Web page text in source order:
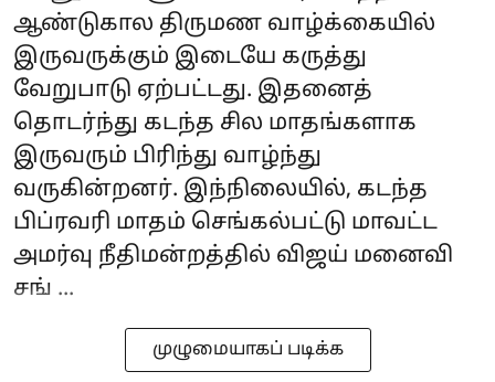
ஆண்டுகால திருமண வாழ்க்கையில்
இருவருக்கும் இடையே கருத்து
வேறுபாடு ஏற்பட்டது. இதனைத்
தொடர்ந்து கடந்த சில மாதங்களாக
இருவரும் பிரிந்து வாழ்ந்து
வருகின்றனர். இந்நிலையில், கடந்த
பிப்ரவரி மாதம் செங்கல்பட்டு மாவட்ட
அமர்வு நீதிமன்றத்தில் விஜய் மனைவி
சங் ...
முழுமையாகப் படிக்க